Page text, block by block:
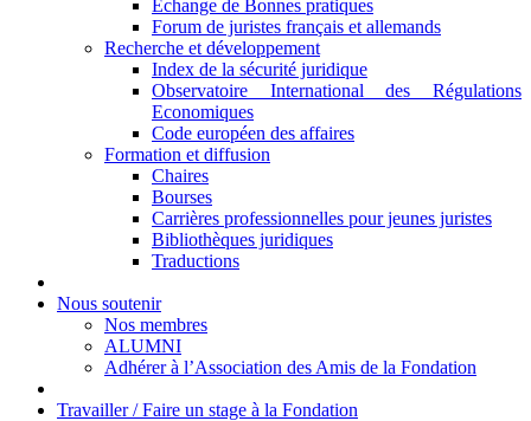
Echange de Bonnes pratiques
Forum de juristes français et allemands
Recherche et développement
Index de la sécurité juridique
Observatoire International des Régulations
Economiques
Code européen des affaires
Formation et diffusion
Chaires
Bourses
Carrières professionnelles pour jeunes juristes
Bibliothèques juridiques
Traductions
Nous soutenir
Nos membres
ALUMNI
Adhérer à l’Association des Amis de la Fondation
Travailler / Faire un stage à la Fondation